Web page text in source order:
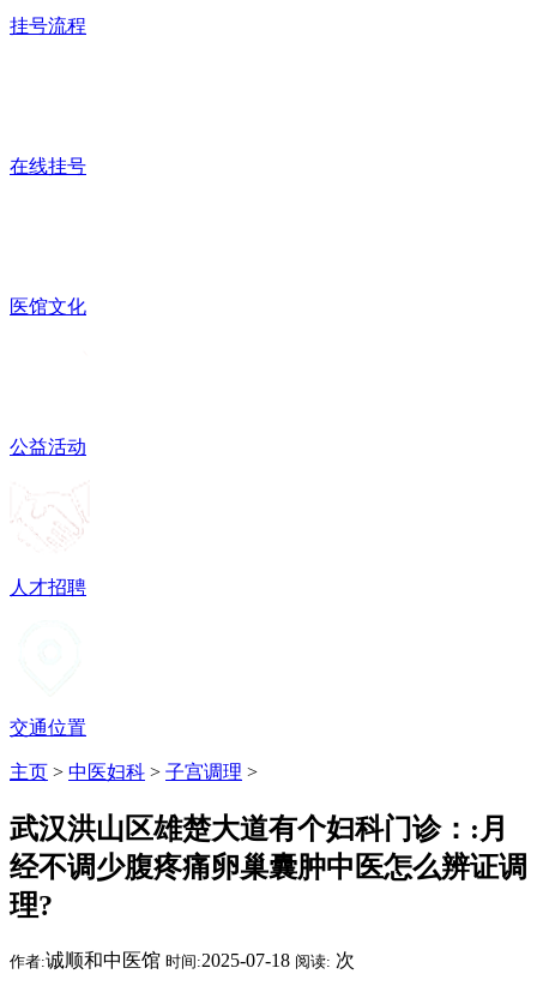
挂号流程
在线挂号
医馆文化
公益活动
人才招聘
交通位置
主页 > 中医妇科 > 子宫调理 >
武汉洪山区雄楚大道有个妇科门诊：:月
经不调少腹疼痛卵巢囊肿中医怎么辨证调
理?
作者:诚顺和中医馆 时间:2025-07-18 阅读: 次